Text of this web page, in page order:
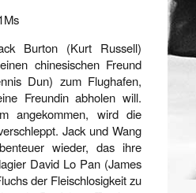
Burton (Kurt Russell)
chinesischen Freund
Dun) zum Flughafen,
Freundin abholen will.
angekommen, wird die
Jack und Wang
wieder, das ihre
David Lo Pan (James
der Fleischlosigkeit zu